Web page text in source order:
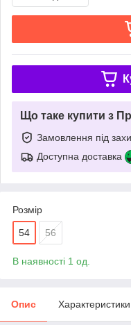
Що таке купити з
Замовлення під
Доступна доставка
Розмір
54 56
В наявності 1 од.
Опис Характеристики